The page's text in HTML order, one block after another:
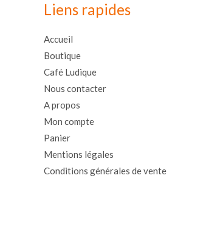
Liens rapides
Accueil
Boutique
Café Ludique
Nous contacter
A propos
Mon compte
Panier
Mentions légales
Conditions générales de vente